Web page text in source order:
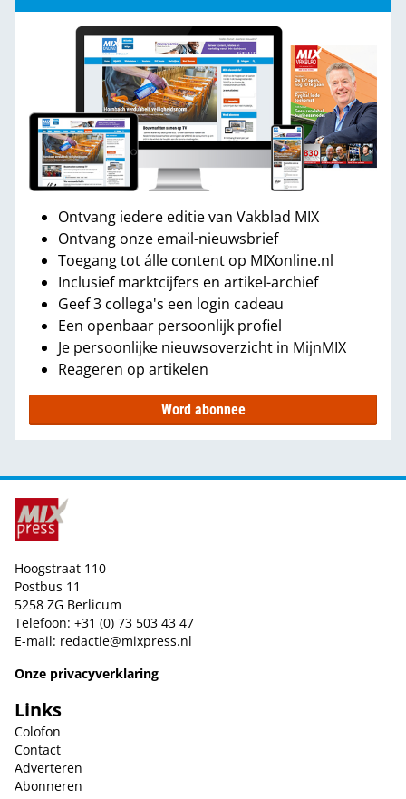
Ontvang iedere editie van Vakblad MIX
Ontvang onze email-nieuwsbrief
Toegang tot álle content op MIXonline.nl
Inclusief marktcijfers en artikel-archief
Geef 3 collega's een login cadeau
Een openbaar persoonlijk profiel
Je persoonlijke nieuwsoverzicht in MijnMIX
Reageren op artikelen
Word abonnee
Hoogstraat 110
Postbus 11
5258 ZG Berlicum
Telefoon: +31 (0) 73 503 43 47
E-mail: redactie@mixpress.nl
Onze privacyverklaring
Links
Colofon
Contact
Adverteren
Abonneren